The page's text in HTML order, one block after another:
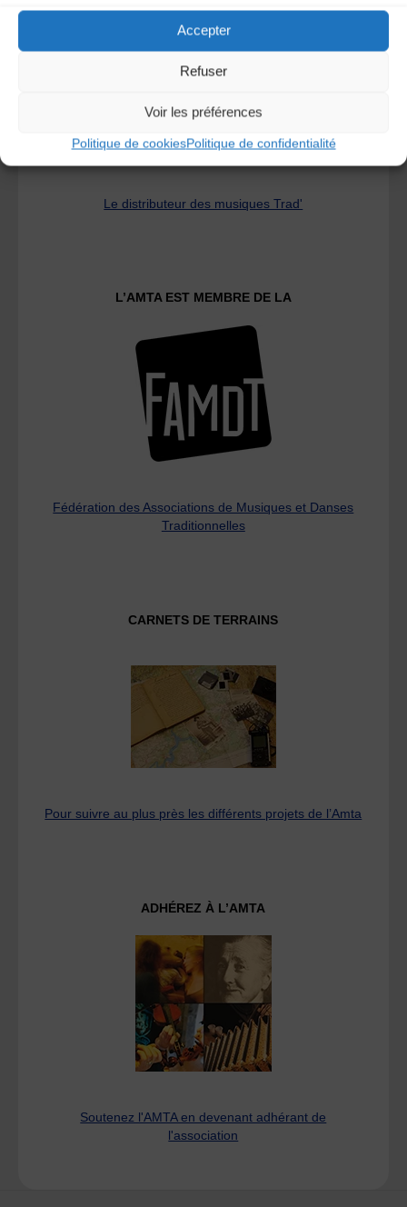
Accepter
Refuser
Voir les préférences
Politique de cookiesPolitique de confidentialité
Le distributeur des musiques Trad'
L’AMTA EST MEMBRE DE LA
Fédération des Associations de Musiques et Danses
Traditionnelles
CARNETS DE TERRAINS
Pour suivre au plus près les différents projets de l’Amta
ADHÉREZ À L’AMTA
Soutenez l'AMTA en devenant adhérant de
l'association